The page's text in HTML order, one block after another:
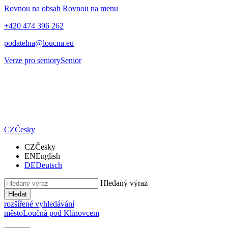
Rovnou na obsah Rovnou na menu
+420 474 396 262
podatelna@loucna.eu
Verze pro seniorySenior
CZČesky
CZČesky
ENEnglish
DEDeutsch
Hledaný výraz
Hledat
rozšířené vyhledávání
městoLoučná pod Klínovcem